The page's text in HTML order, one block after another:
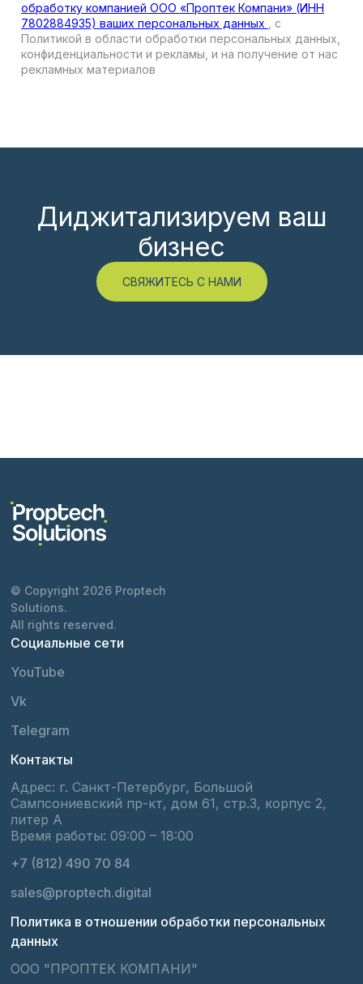
обработку компанией ООО «Проптек Компани» (ИНН
7802884935) ваших персональных данных
, с
Политикой в области обработки персональных данных,
конфиденциальности и рекламы, и на получение от нас
рекламных материалов
Диджитализируем ваш
бизнес
СВЯЖИТЕСЬ С НАМИ
© Copyright 2026 Proptech
Solutions.
All rights reserved.
Социальные сети
YouTube
Vk
Telegram
Контакты
Адрес: г. Санкт-Петербург, Большой
Сампсониевский пр-кт, дом 61, стр.3, корпус 2,
литер А
Время работы: 09:00 – 18:00
+7 (812) 490 70 84
sales@proptech.digital
Политика в отношении обработки персональных
данных
ООО "ПРОПТЕК КОМПАНИ"